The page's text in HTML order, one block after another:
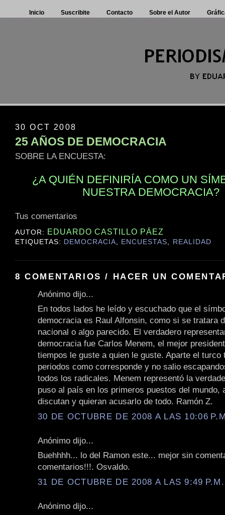
Inicio Suscribite Contacto Sobre el Autor
30 OCT 2008
25 AÑOS DE DEMOCRACIA
SOBRE LA ENCUESTA:
¿A QUIÉN DEFINIRÍA COMO UN
NUESTRA DEMOCRACIA?
Tus comentarios
AUTOR: EDUARDO CASTILLO PÁEZ
ETIQUETAS: DEMOCRACIA, ENCUESTAS, REALIDAD
8 COMENTARIOS / HACER UN
Anónimo dijo...
En todos lados he leído y escuchado que el
democracia es Raul Alfonsin, como si se tratara
nacional o algo parecido. El verdadero
democracia fue Carlos Menem, el mejor
tiempos le guste a quien le guste. Aparte el turco
periodos como corresponde y no salio
todos los radicales. Menem representó la
puso al país en los primeros puestos del mundo,
discutan y quieran acusarlo de todo. Ramón Z.
30 DE OCTUBRE DE 2008 A LAS 10:06
Anónimo dijo...
Buehhhh... lo del Ramon este... mejor sin
comentarios!!!. Osvaldo.
31 DE OCTUBRE DE 2008 A LAS 9:49 P.M.
Anónimo dijo...